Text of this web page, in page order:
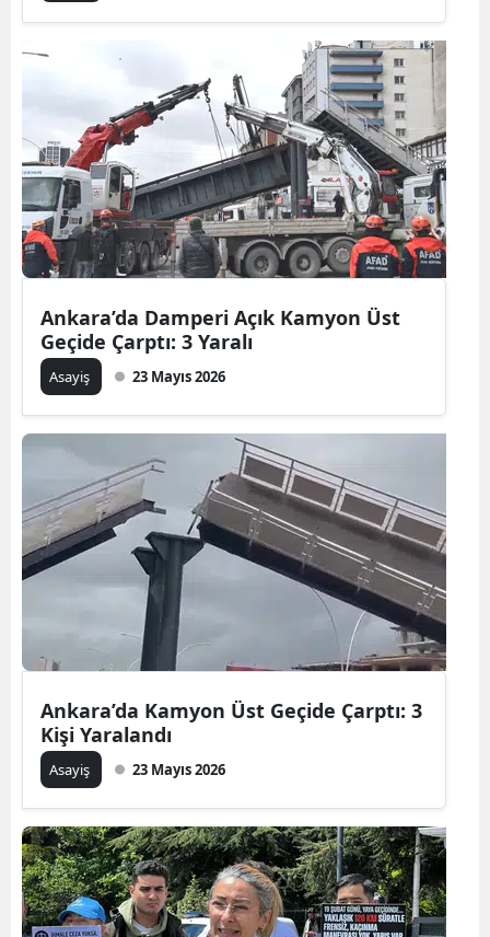
Ankara’da Damperi Açık Kamyon Üst
Geçide Çarptı: 3 Yaralı
Asayiş 23 Mayıs 2026
Ankara’da Kamyon Üst Geçide Çarptı: 3
Kişi Yaralandı
Asayiş 23 Mayıs 2026